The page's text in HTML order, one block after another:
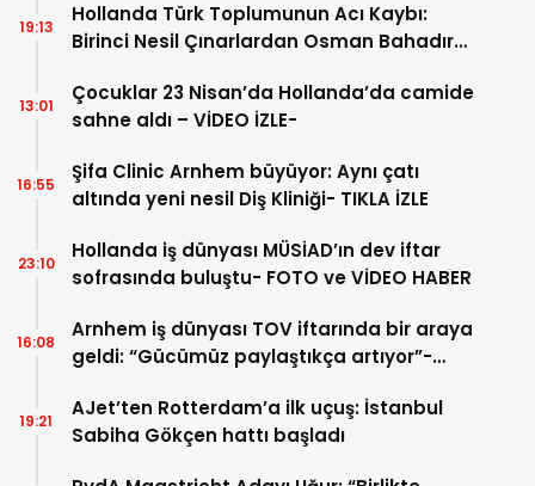
Hollanda Türk Toplumunun Acı Kaybı:
Birinci Nesil Çınarlardan Osman Bahadır
19:13
Çocuklar 23 Nisan’da Hollanda’da camide
sahne aldı – VİDEO İZLE-
13:01
Şifa Clinic Arnhem büyüyor: Aynı çatı
altında yeni nesil Diş Kliniği- TIKLA İZLE
16:55
Hollanda iş dünyası MÜSİAD’ın dev iftar
sofrasında buluştu- FOTO ve VİDEO HABER
23:10
Arnhem iş dünyası TOV iftarında bir araya
geldi: “Gücümüz paylaştıkça artıyor”-
16:08
AJet’ten Rotterdam’a ilk uçuş: İstanbul
Sabiha Gökçen hattı başladı
19:21